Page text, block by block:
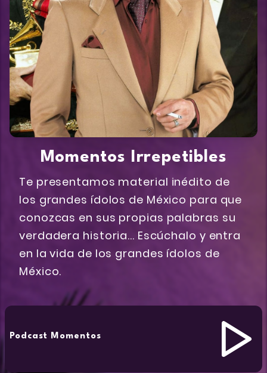
Momentos Irrepetibles
Te presentamos material inédito de
los grandes ídolos de México para que
conozcas en sus propias palabras su
verdadera historia... Escúchalo y entra
en la vida de los grandes ídolos de
México.
Podcast Momentos